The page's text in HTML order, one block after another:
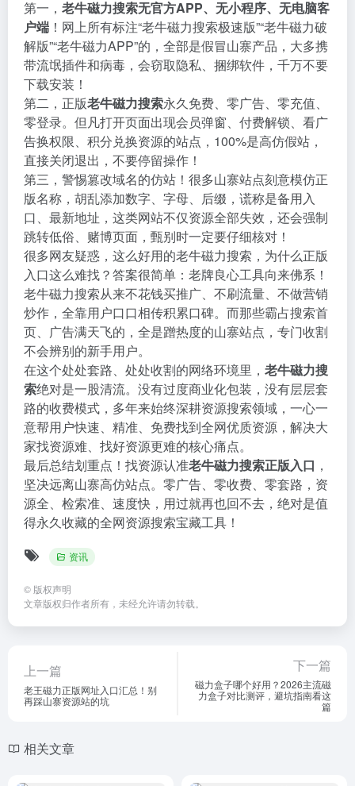
第一， 老牛磁力搜索无官方APP、无小程序、无电脑客
户端 ！网上所有标注“老牛磁力搜索极速版”“老牛磁力破
解版”“老牛磁力APP”的，全部是假冒山寨产品，大多携
带流氓插件和病毒，会窃取隐私、捆绑软件，千万不要
下载安装！
第二，正版老牛磁力搜索永久免费、零广告、零充值、
零登录。但凡打开页面出现会员弹窗、付费解锁、看广
告换权限、积分兑换资源的站点，100%是高仿假站，
直接关闭退出，不要停留操作！
第三，警惕篡改域名的仿站！很多山寨站点刻意模仿正
版名称，胡乱添加数字、字母、后缀，谎称是备用入
口、最新地址，这类网站不仅资源全部失效，还会强制
跳转低俗、赌博页面，甄别时一定要仔细核对！
很多网友疑惑，这么好用的老牛磁力搜索，为什么正版
入口这么难找？答案很简单：老牌良心工具向来佛系！
老牛磁力搜索从来不花钱买推广、不刷流量、不做营销
炒作，全靠用户口口相传积累口碑。而那些霸占搜索首
页、广告满天飞的，全是蹭热度的山寨站点，专门收割
不会辨别的新手用户。
在这个处处套路、处处收割的网络环境里， 老牛磁力搜
索绝对是一股清流。没有过度商业化包装，没有层层套
路的收费模式，多年来始终深耕资源搜索领域，一心一
意帮用户快速、精准、免费找到全网优质资源，解决大
家找资源难、找好资源更难的核心痛点。
最后总结划重点！找资源认准老牛磁力搜索正版入口 ，
坚决远离山寨高仿站点。零广告、零收费、零套路，资
源全、检索准、速度快，用过就再也回不去，绝对是值
得永久收藏的全网资源搜索宝藏工具！
资讯
© 版权声明
文章版权归作者所有，未经允许请勿转载。
上一篇
老王磁力正版网址入口汇总！别
再踩山寨资源站的坑
下一篇
磁力盒子哪个好用？2026主流磁
力盒子对比测评，避坑指南看这
篇
相关文章